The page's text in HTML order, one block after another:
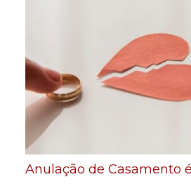
Anulação de Casamento